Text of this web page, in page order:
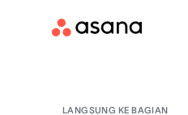
LANGSUNG KE BAGIAN